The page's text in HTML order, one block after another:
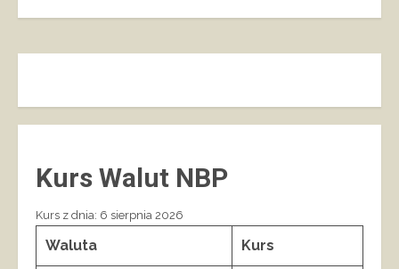
Kurs Walut NBP
Kurs z dnia: 6 sierpnia 2026
Waluta Kurs